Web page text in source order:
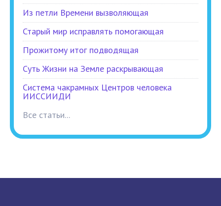
Из петли Времени вызволяющая
Старый мир исправлять помогающая
Прожитому итог подводящая
Суть Жизни на Земле раскрывающая
Система чакрамных Центров человека
ИИССИИДИ
Все статьи...